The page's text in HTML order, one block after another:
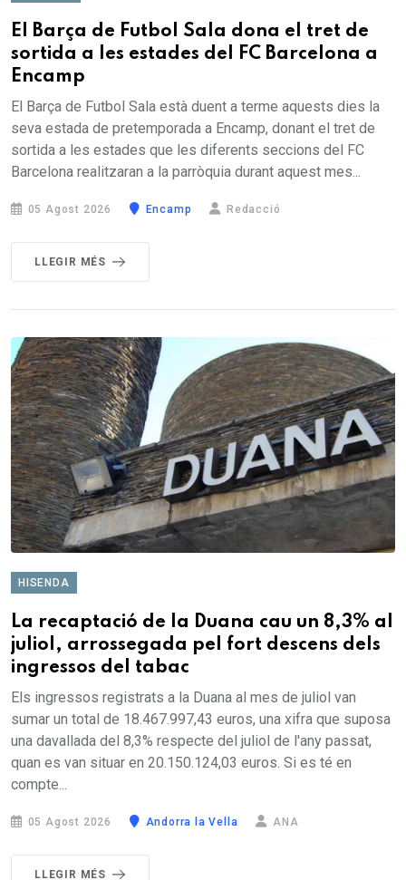
El Barça de Futbol Sala dona el tret de
sortida a les estades del FC Barcelona a
Encamp
El Barça de Futbol Sala està duent a terme aquests dies la
seva estada de pretemporada a Encamp, donant el tret de
sortida a les estades que les diferents seccions del FC
Barcelona realitzaran a la parròquia durant aquest mes...
05 Agost 2026 Encamp Redacció
LLEGIR MÉS
HISENDA
La recaptació de la Duana cau un 8,3% al
juliol, arrossegada pel fort descens dels
ingressos del tabac
Els ingressos registrats a la Duana al mes de juliol van
sumar un total de 18.467.997,43 euros, una xifra que suposa
una davallada del 8,3% respecte del juliol de l'any passat,
quan es van situar en 20.150.124,03 euros. Si es té en
compte...
05 Agost 2026 Andorra la Vella ANA
LLEGIR MÉS